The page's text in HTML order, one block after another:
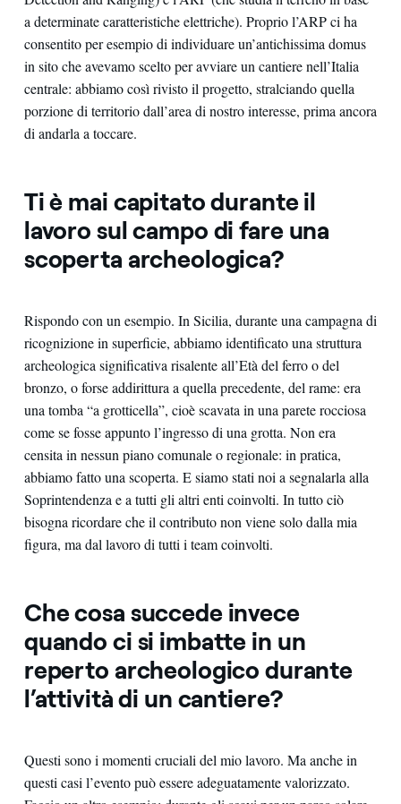
a determinate caratteristiche elettriche). Proprio l’ARP ci ha
consentito per esempio di individuare un’antichissima domus
in sito che avevamo scelto per avviare un cantiere nell’Italia
centrale: abbiamo così rivisto il progetto, stralciando quella
porzione di territorio dall’area di nostro interesse, prima ancora
di andarla a toccare.
Ti è mai capitato durante il
lavoro sul campo di fare una
scoperta archeologica?
Rispondo con un esempio. In Sicilia, durante una campagna di
ricognizione in superficie, abbiamo identificato una struttura
archeologica significativa risalente all’Età del ferro o del
bronzo, o forse addirittura a quella precedente, del rame: era
una tomba “a grotticella”, cioè scavata in una parete rocciosa
come se fosse appunto l’ingresso di una grotta. Non era
censita in nessun piano comunale o regionale: in pratica,
abbiamo fatto una scoperta. E siamo stati noi a segnalarla alla
Soprintendenza e a tutti gli altri enti coinvolti. In tutto ciò
bisogna ricordare che il contributo non viene solo dalla mia
figura, ma dal lavoro di tutti i team coinvolti.
Che cosa succede invece
quando ci si imbatte in un
reperto archeologico durante
l’attività di un cantiere?
Questi sono i momenti cruciali del mio lavoro. Ma anche in
questi casi l’evento può essere adeguatamente valorizzato.